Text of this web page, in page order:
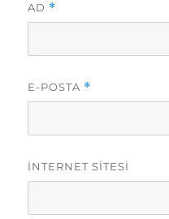
AD *
E-POSTA *
İNTERNET SITESI